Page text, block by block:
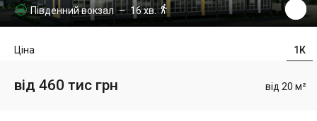
 Південний вокзал – 16 хв.
1К
Ціна
від 20 м²
від 460 тис грн